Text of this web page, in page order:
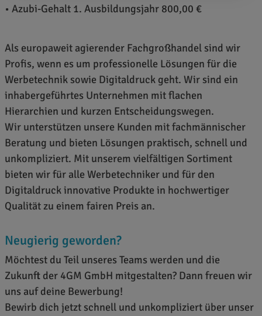
• Azubi-Gehalt 1. Ausbildungsjahr 800,00 €
Als europaweit agierender Fachgroßhandel sind wir
Profis, wenn es um professionelle Lösungen für die
Werbetechnik sowie Digitaldruck geht. Wir sind ein
inhabergeführtes Unternehmen mit flachen
Hierarchien und kurzen Entscheidungswegen.
Wir unterstützen unsere Kunden mit fachmännischer
Beratung und bieten Lösungen praktisch, schnell und
unkompliziert. Mit unserem vielfältigen Sortiment
bieten wir für alle Werbetechniker und für den
Digitaldruck innovative Produkte in hochwertiger
Qualität zu einem fairen Preis an.
Neugierig geworden?
Möchtest du Teil unseres Teams werden und die
Zukunft der 4GM GmbH mitgestalten? Dann freuen wir
uns auf deine Bewerbung!
Bewirb dich jetzt schnell und unkompliziert über unser